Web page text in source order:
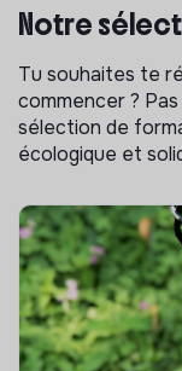
Notre
Tu souhaites te
commencer ?
sélection de
écologique et